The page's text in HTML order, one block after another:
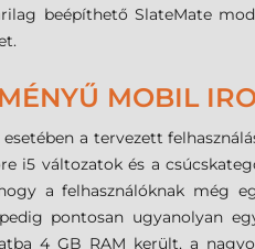
beépíthető SlateMate
MOBIL
esetében a tervezett
i5 változatok és a
a felhasználóknak még
pontosan ugyanolyan
4 GB RAM került, a